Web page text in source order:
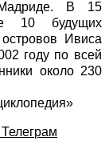
В 15
10 будущих
Ивиса
году по всей
около 230